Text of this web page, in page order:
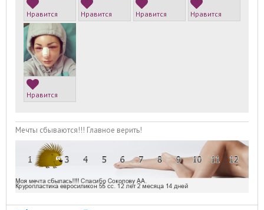
Нравится Нравится Нравится Нравится
Нравится
Мечты сбываются!!! Главное верить!